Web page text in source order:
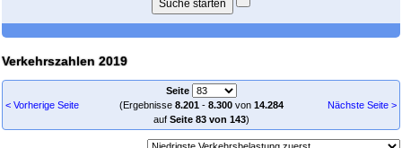
Verkehrszahlen 2019
< Vorherige Seite
Seite
(Ergebnisse 8.201- 8.300von 14.284
auf Seite 83 von 143)
Nächste Seite >